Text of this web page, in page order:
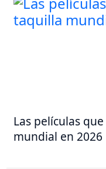
Las películas
mundial en 2026